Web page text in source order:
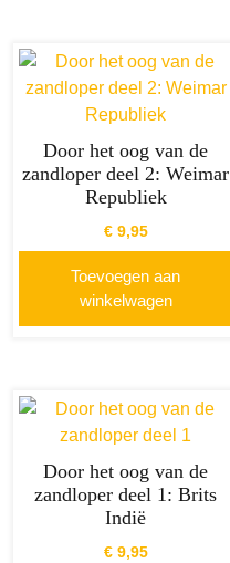
Door het oog van de
zandloper deel 2: Weimar
Republiek
€9,95
Toevoegen aan
winkelwagen
Door het oog van de
zandloper deel 1: Brits
Indië
€9,95